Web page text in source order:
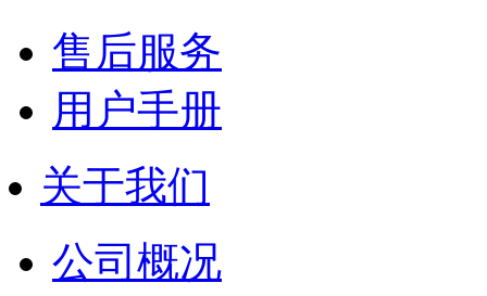
售后服务
用户手册
关于我们
公司概况